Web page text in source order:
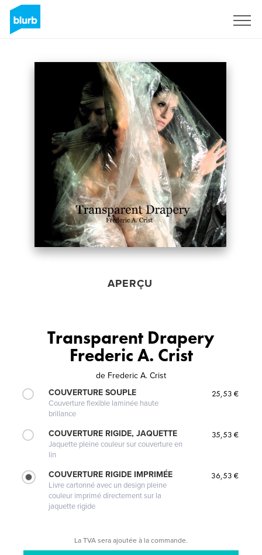
APERÇU
Transparent Drapery
Frederic A. Crist
de Frederic A. Crist
COUVERTURE SOUPLE
Couverture flexible laminée haute
brillance
25,53 €
COUVERTURE RIGIDE, JAQUETTE
Jaquette pleine couleur sur couverture en
lin
35,53 €
COUVERTURE RIGIDE IMPRIMÉE
Livre cartonné avec un design pleine
couleur imprimé directement sur la
jaquette rigide
36,53 €
La TVA sera ajoutée à la commande.